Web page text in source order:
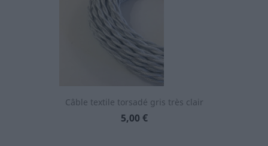
Câble textile torsadé gris très clair
Prix
5,00 €